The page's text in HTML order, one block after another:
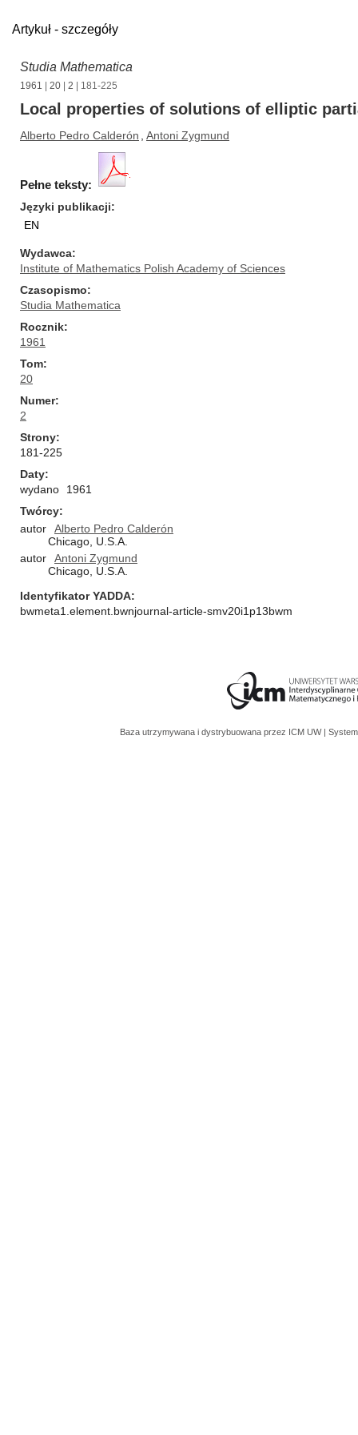
Artykuł - szczegóły
Studia Mathematica
1961 20 2 | 181-225
Local properties of solutions of elliptic
Alberto Pedro Calderón Antoni Zygmund
Pełne teksty:
Języki publikacji
EN
Wydawca
Institute of Mathematics Polish Academy of Sciences
Czasopismo
Studia Mathematica
Rocznik
1961
Tom
20
Numer
2
Strony
181-225
Daty
wydano
1961
Twórcy
autor
Alberto Pedro Calderón
Chicago, U.S.A.
autor
Antoni Zygmund
Chicago, U.S.A.
Identyfikator YADDA
bwmeta1.element.bwnjournal-article-smv20i1p13bwm
Baza utrzymywana i dystrybuowana przez ICM UW |